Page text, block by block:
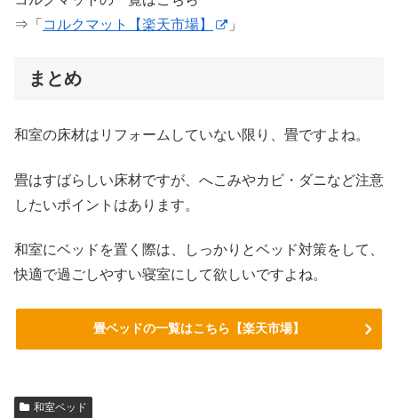
⇒「 コルクマット【楽天市場】 」
まとめ
和室の床材はリフォームしていない限り、畳ですよね。
畳はすばらしい床材ですが、へこみやカビ・ダニなど注意
したいポイントはあります。
和室にベッドを置く際は、しっかりとベッド対策をして、
快適で過ごしやすい寝室にして欲しいですよね。
畳ベッドの一覧はこちら【楽天市場】
和室ベッド